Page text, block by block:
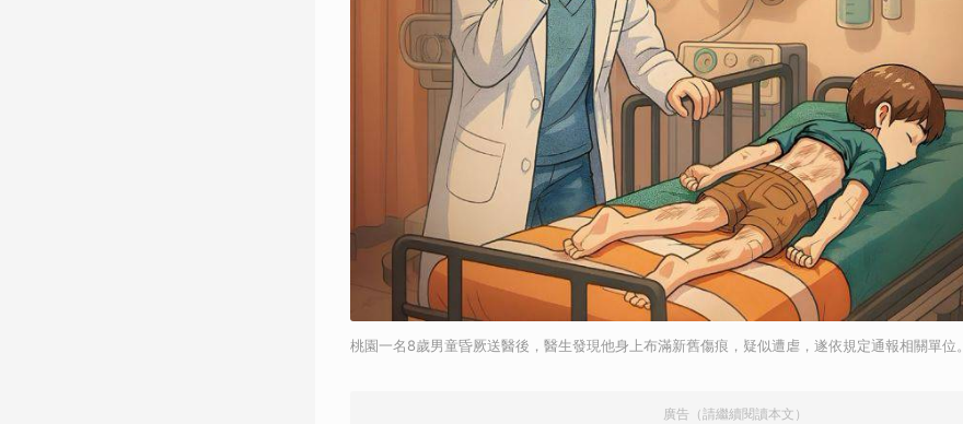
桃園一名8歲男童昏厥送醫後，醫生發現他身上布滿新舊傷痕，疑似遭虐，遂依規定通報相關單位。
廣告（請繼續閱讀本文）
取消